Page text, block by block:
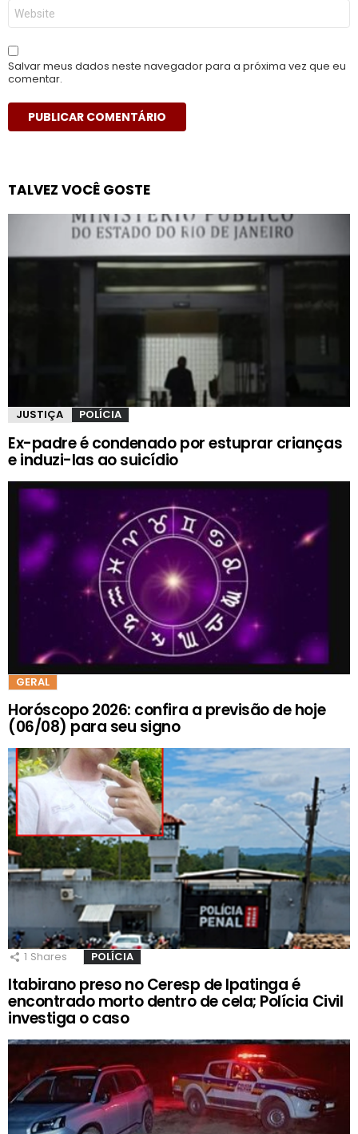
Site
Salvar meus dados neste navegador para a próxima vez que eu
comentar.
TALVEZ VOCÊ GOSTE
JUSTIÇA POLÍCIA
Ex-padre é condenado por estuprar crianças
e induzi-las ao suicídio
GERAL
Horóscopo 2026: confira a previsão de hoje
(06/08) para seu signo
1 Shares POLÍCIA
Itabirano preso no Ceresp de Ipatinga é
encontrado morto dentro de cela; Polícia Civil
investiga o caso